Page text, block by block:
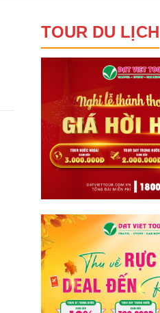
TOUR DU LỊCH